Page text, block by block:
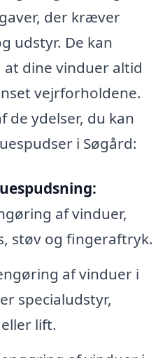
der kræver
udstyr. De kan
dine vinduer altid
vejrforholdene.
de ydelser, du kan
i Søgård:
af vinduer,
støv og fingeraftryk.
af vinduer i
specialudstyr,
lift.